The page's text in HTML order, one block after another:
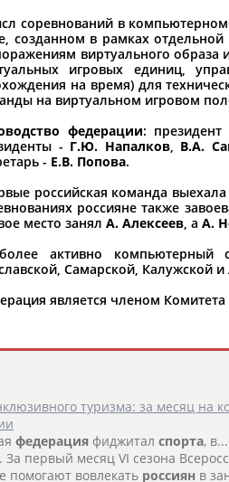
спорта России"
уникальных документов
туризма: за месяц на
федерация фиджитал спорта,
За первый месяц VI сезона
помогают вовлекать россиян в
соревнований в компьютерном
созданном в рамках
виртуального образа
игровых единиц,
на время) для
на виртуальном игровом
федерации: президент
- Г.Ю. Напалков, В.А.
- Е.В. Попова.
российская команда
россияне также
место занял А. Алексеев, а А.
активно компьютерный
Самарской, Калужской
является членом